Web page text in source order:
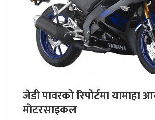
जेडी पावरको रिपोर्टमा यामाहा
माेटरसाइकल